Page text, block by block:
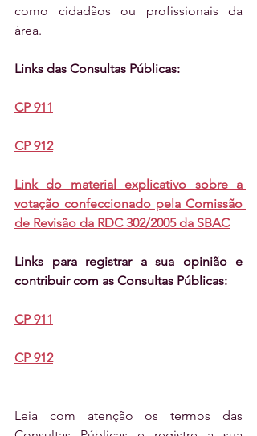
como cidadãos ou profissionais da
área.
Links das Consultas Públicas:
CP 911
CP 912
Link do material explicativo sobre a
votação confeccionado pela Comissão
de Revisão da RDC 302/2005 da SBAC
Links para registrar a sua opinião e
contribuir com as Consultas Públicas:
CP 911
CP 912
Leia com atenção os termos das